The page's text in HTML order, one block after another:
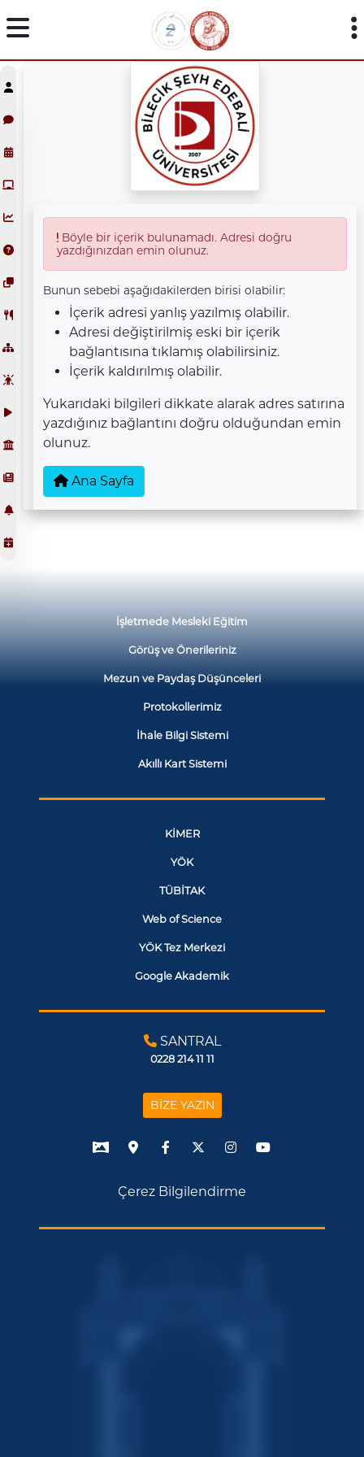
Böyle bir içerik bulunamadı. Adresi doğru
yazdığınızdan emin olunuz.
Bunun sebebi aşağıdakilerden birisi olabilir:
İçerik adresi yanlış yazılmış olabilir.
Adresi değiştirilmiş eski bir içerik
bağlantısına tıklamış olabilirsiniz.
İçerik kaldırılmış olabilir.
Yukarıdaki bilgileri dikkate alarak adres satırına
yazdığınız bağlantını doğru olduğundan emin
olunuz.
Ana Sayfa
İşletmede Mesleki Eğitim
Görüş ve Önerileriniz
Mezun ve Paydaş Düşünceleri
Protokollerimiz
İhale Bilgi Sistemi
Akıllı Kart Sistemi
KİMER
YÖK
TÜBİTAK
Web of Science
YÖK Tez Merkezi
Google Akademik
SANTRAL
0228 214 11 11
BİZE YAZIN
Çerez Bilgilendirme